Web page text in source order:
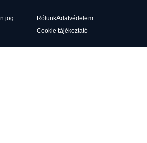
jog
RólunkAdatvédelem
Cookie tájékoztató